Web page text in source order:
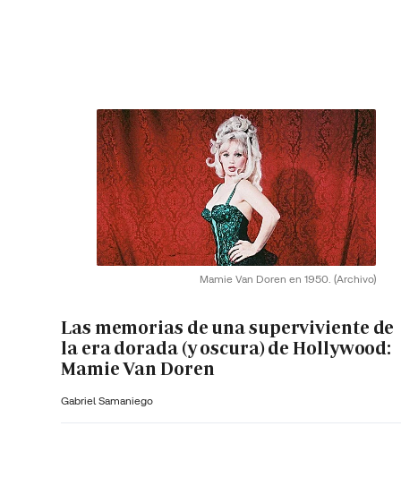
Mamie Van Doren en 1950. (Archivo)
Las memorias de una superviviente de
la era dorada (y oscura) de Hollywood:
Mamie Van Doren
Gabriel Samaniego